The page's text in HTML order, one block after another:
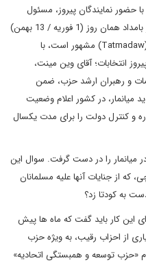
با حضور نمایندگان پیروز، مسئول
تشکیل دولت جدید این کشور باشد. اما در بامداد همان روز (1 فوریه / 13 بهمن)
ارتش میانمار، که در این کشور به تاتماداو (Tatmadaw) مشهور است، با
انتخابات؛ آقای وین مینت،
و رهبران ارشد حزب، ضمن
میانمار، در کشور اعلام وضعیت
و کنترل دولت را برای مدت یکسال
در میانمار را در دست گرفت. سوال این
از جنایات آنها علیه مسلمانان
به کودتا زد؟
این کار باید گفت که ماه ها پیش
از احزاب رقیب، به ویژه حزب
«حزب توسعه و همبستگی اتحادیه»